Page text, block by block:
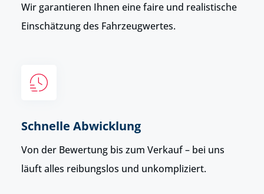
Wir garantieren Ihnen eine faire und realistische
Einschätzung des Fahrzeugwertes.
Schnelle Abwicklung
Von der Bewertung bis zum Verkauf – bei uns
läuft alles reibungslos und unkompliziert.